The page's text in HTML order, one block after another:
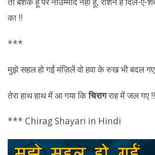
***
मुझे सहल हो गईं मंज़िलें वो हवा के रुख भी बदल गए
तेरा हाथ हाथ में आ गया किचिरागराह में जल गए !!
*** Chirag Shayari in Hindi